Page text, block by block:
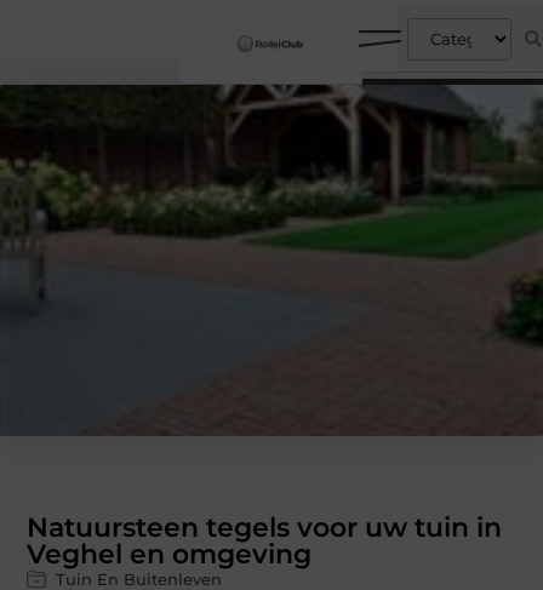
Natuursteen tegels voor uw tuin in
Veghel en omgeving
Tuin En Buitenleven